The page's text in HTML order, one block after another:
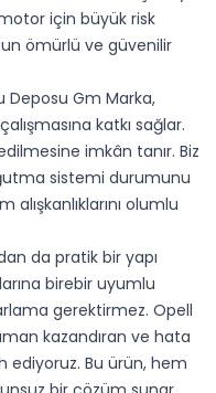
için büyük risk
ömürlü ve güvenilir
Deposu Gm Marka,
katkı sağlar.
imkân tanır. Biz
sistemi durumunu
olumlu
da pratik bir yapı
birebir uyumlu
gerektirmez. Opell
kazandıran ve hata
ediyoruz. Bu ürün, hem